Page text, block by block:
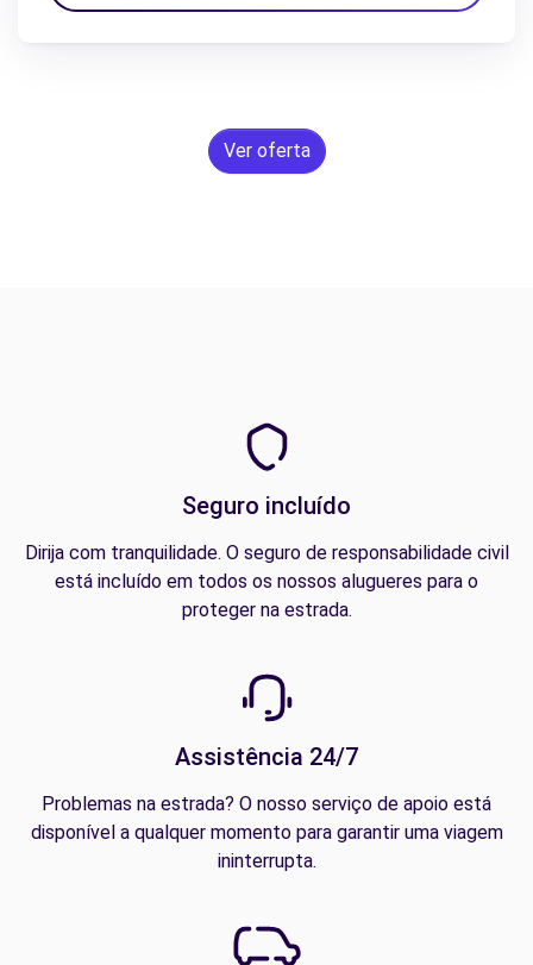
Ver oferta
Seguro incluído
Dirija com tranquilidade. O seguro de responsabilidade civil
está incluído em todos os nossos alugueres para o
proteger na estrada.
Assistência 24/7
Problemas na estrada? O nosso serviço de apoio está
disponível a qualquer momento para garantir uma viagem
ininterrupta.